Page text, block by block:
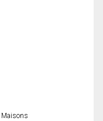
Maisons